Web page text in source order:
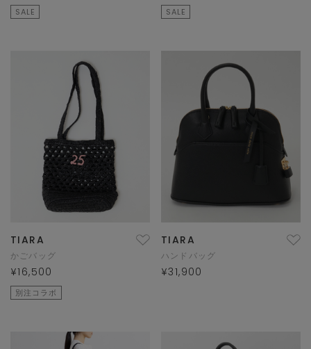
SALE SALE
TIARA
かごバッグ
¥16,500
別注コラボ
TIARA
ハンドバッグ
¥31,900